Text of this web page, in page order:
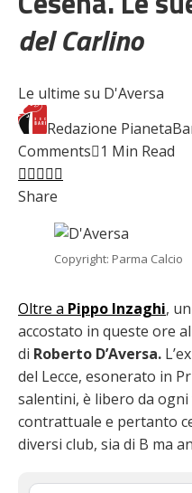
del Carlino
Le ultime su D'Aversa
Redazione
Comments 1 Min Read
Facebook
Twitter
LinkedIn
Pinterest
Stumbleupon
Share
Copyright: Parma Calcio
Oltre a Pippo Inzaghi,
accostato in queste ore al
di Roberto D’Aversa.
del Lecce, esonerato in
salentini, è libero da ogni
contrattuale e pertanto
diversi club, sia di B ma